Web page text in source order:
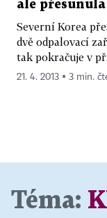
ale
Severní Korea
dvě odpalovací
tak pokračuje v
21. 4. 2013 ▪ 3 min.
Téma: